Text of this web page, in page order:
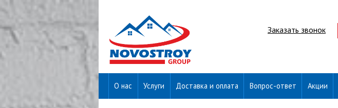
Заказать звонок
О нас Услуги Доставка и оплата Вопрос-ответ Акции